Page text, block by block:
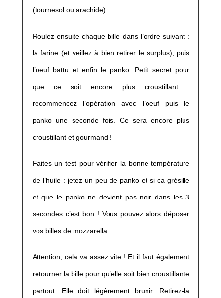
(tournesol ou arachide).
Roulez ensuite chaque bille dans l’ordre suivant :
la farine (et veillez à bien retirer le surplus), puis
l’oeuf battu et enfin le panko. Petit secret pour
que ce soit encore plus croustillant :
recommencez l’opération avec l’oeuf puis le
panko une seconde fois. Ce sera encore plus
croustillant et gourmand !
Faites un test pour vérifier la bonne température
de l’huile : jetez un peu de panko et si ca grésille
et que le panko ne devient pas noir dans les 3
secondes c’est bon ! Vous pouvez alors déposer
vos billes de mozzarella.
Attention, cela va assez vite ! Et il faut également
retourner la bille pour qu’elle soit bien croustillante
partout. Elle doit légèrement brunir. Retirez-la